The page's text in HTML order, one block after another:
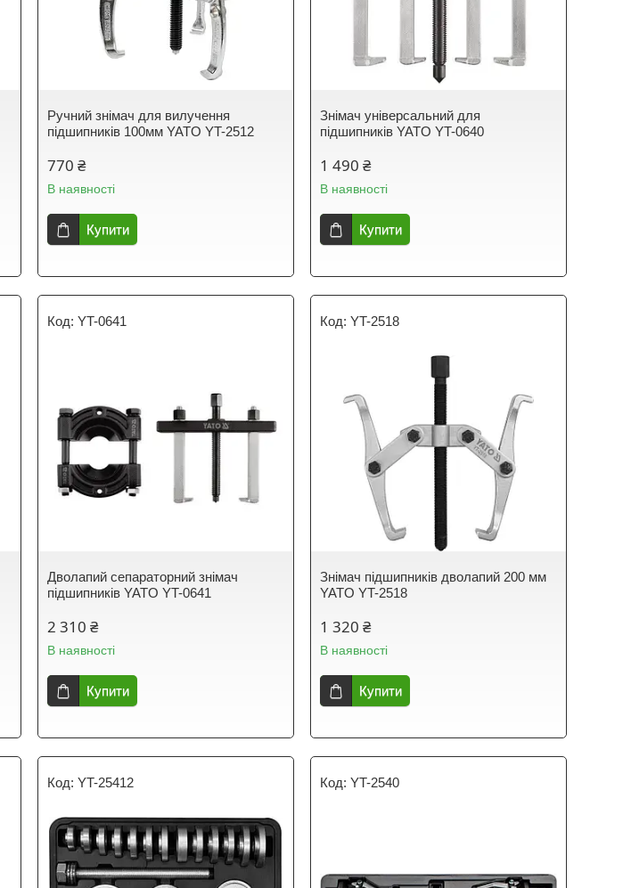
Ручний знімач для вилучення
підшипників 100мм YATO YT-2512
770 ₴
В наявності
Купити
Знімач універсальний для
підшипників YATO YT-0640
1 490 ₴
В наявності
Купити
YT-0641
Дволапий сепараторний знімач
підшипників YATO YT-0641
2 310 ₴
В наявності
Купити
YT-2518
Знімач підшипників дволапий 200 мм
YATO YT-2518
1 320 ₴
В наявності
Купити
YT-25412 YT-2540